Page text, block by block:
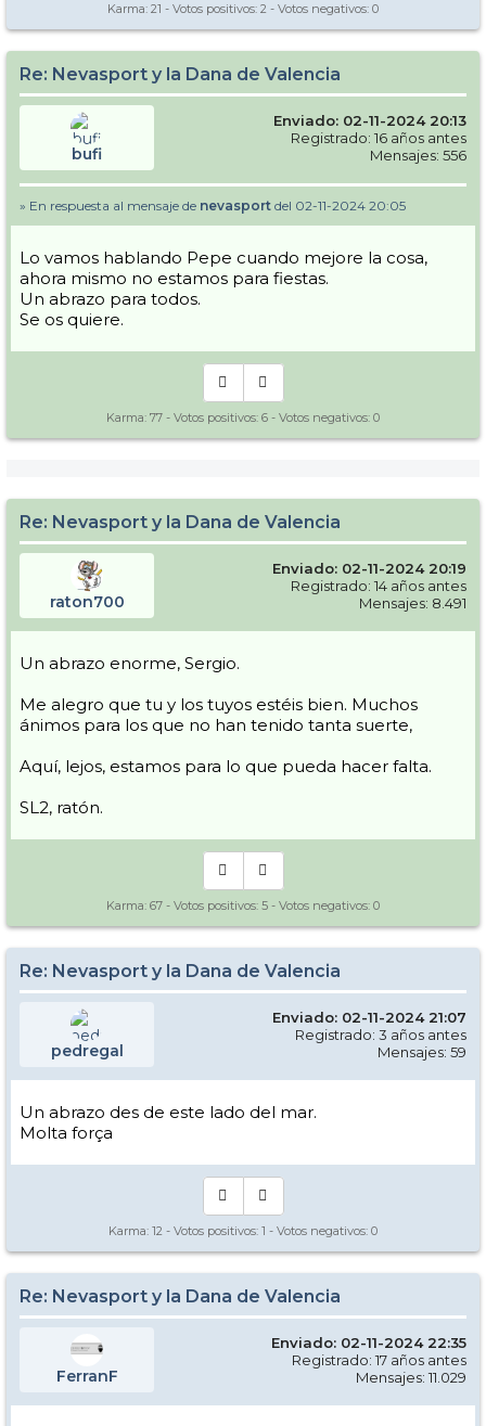
Karma: 21 - Votos positivos: 2 - Votos negativos: 0
Re: Nevasport y la Dana de Valencia
bufi
Enviado: 02-11-2024 20:13
Registrado: 16 años antes
Mensajes: 556
» En respuesta al mensaje de nevasport del 02-11-2024 20:05
Lo vamos hablando Pepe cuando mejore la cosa,
ahora mismo no estamos para fiestas.
Un abrazo para todos.
Se os quiere.
Karma: 77 - Votos positivos: 6 - Votos negativos: 0
Re: Nevasport y la Dana de Valencia
raton700
Enviado: 02-11-2024 20:19
Registrado: 14 años antes
Mensajes: 8.491
Un abrazo enorme, Sergio.
Me alegro que tu y los tuyos estéis bien. Muchos
ánimos para los que no han tenido tanta suerte,
Aquí, lejos, estamos para lo que pueda hacer falta.
SL2, ratón.
Karma: 67 - Votos positivos: 5 - Votos negativos: 0
Re: Nevasport y la Dana de Valencia
pedregal
Enviado: 02-11-2024 21:07
Registrado: 3 años antes
Mensajes: 59
Un abrazo des de este lado del mar.
Molta força
Karma: 12 - Votos positivos: 1 - Votos negativos: 0
Re: Nevasport y la Dana de Valencia
FerranF
Enviado: 02-11-2024 22:35
Registrado: 17 años antes
Mensajes: 11.029